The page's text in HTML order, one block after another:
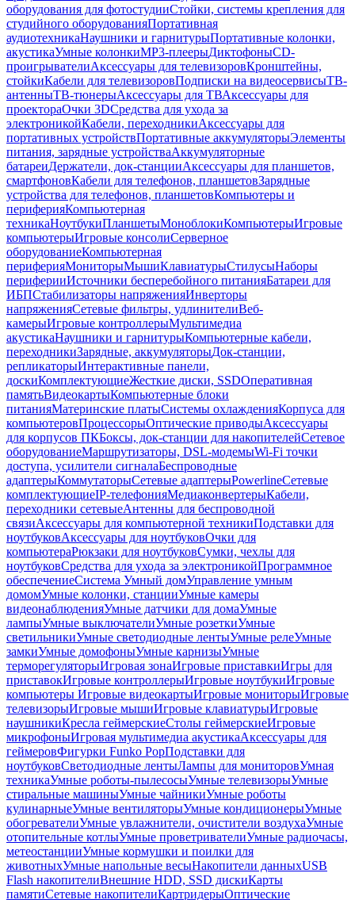
оборудования для фотостудииСтойки, системы крепления для
студийного оборудованияПортативная
аудиотехникаНаушники и гарнитурыПортативные колонки,
акустикаУмные колонкиMP3-плеерыДиктофоныCD-
проигрывателиАксессуары для телевизоровКронштейны,
стойкиКабели для телевизоровПодписки на видеосервисыТВ-
антенныТВ-тюнерыАксессуары для ТВАксессуары для
проектораОчки 3DСредства для ухода за
электроникойКабели, переходникиАксессуары для
портативных устройствПортативные аккумуляторыЭлементы
питания, зарядные устройстваАккумуляторные
батареиДержатели, док-станцииАксессуары для планшетов,
смартфоновКабели для телефонов, планшетовЗарядные
устройства для телефонов, планшетовКомпьютеры и
периферияКомпьютерная
техникаНоутбукиПланшетыМоноблокиКомпьютерыИгровые
компьютерыИгровые консолиСерверное
оборудованиеКомпьютерная
периферияМониторыМышиКлавиатурыСтилусыНаборы
периферииИсточники бесперебойного питанияБатареи для
ИБПСтабилизаторы напряженияИнверторы
напряженияСетевые фильтры, удлинителиВеб-
камерыИгровые контроллерыМультимедиа
акустикаНаушники и гарнитурыКомпьютерные кабели,
переходникиЗарядные, аккумуляторыДок-станции,
репликаторыИнтерактивные панели,
доскиКомплектующиеЖесткие диски, SSDОперативная
памятьВидеокартыКомпьютерные блоки
питанияМатеринские платыСистемы охлажденияКорпуса для
компьютеровПроцессорыОптические приводыАксессуары
для корпусов ПКБоксы, док-станции для накопителейСетевое
оборудованиеМаршрутизаторы, DSL-модемыWi-Fi точки
доступа, усилители сигналаБеспроводные
адаптерыКоммутаторыСетевые адаптерыPowerlineСетевые
комплектующиеIP-телефонияМедиаконвертерыКабели,
переходники сетевыеАнтенны для беспроводной
связиАксессуары для компьютерной техникиПодставки для
ноутбуковАксессуары для ноутбуковОчки для
компьютераРюкзаки для ноутбуковСумки, чехлы для
ноутбуковСредства для ухода за электроникойПрограммное
обеспечениеСистема Умный домУправление умным
домомУмные колонки, станцииУмные камеры
видеонаблюденияУмные датчики для домаУмные
лампыУмные выключателиУмные розеткиУмные
светильникиУмные светодиодные лентыУмные релеУмные
замкиУмные домофоныУмные карнизыУмные
терморегуляторыИгровая зонаИгровые приставкиИгры для
приставокИгровые контроллерыИгровые ноутбукиИгровые
компьютеры Игровые видеокартыИгровые мониторыИгровые
телевизорыИгровые мышиИгровые клавиатурыИгровые
наушникиКресла геймерскиеСтолы геймерскиеИгровые
микрофоныИгровая мультимедиа акустикаАксессуары для
геймеровФигурки Funko PopПодставки для
ноутбуковСветодиодные лентыЛампы для мониторовУмная
техникаУмные роботы-пылесосыУмные телевизорыУмные
стиральные машиныУмные чайникиУмные роботы
кулинарныеУмные вентиляторыУмные кондиционерыУмные
обогревателиУмные увлажнители, очистители воздухаУмные
отопительные котлыУмные проветривателиУмные радиочасы,
метеостанцииУмные кормушки и поилки для
животныхУмные напольные весыНакопители данныхUSB
Flash накопителиВнешние HDD, SSD дискиКарты
памятиСетевые накопителиКартридерыОптические